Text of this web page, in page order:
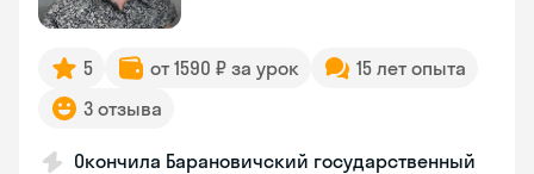
5 от 1590 ₽ за урок
15 лет опыта
3 отзыва
Окончила Барановичский государственный